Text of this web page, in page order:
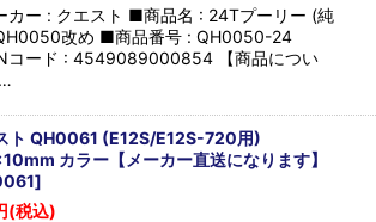
カー : クエスト ■商品名 : 24Tプーリー (純
改め ■商品番号 : QH0050-24
コード : 4549089000854 【商品につい
ト QH0061 (E12S/E12S-720用)
カラー【メーカー直送になります】
]
(税込)